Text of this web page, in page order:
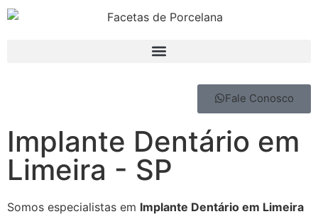
Fale Conosco
Implante Dentário em
Limeira - SP
Somos especialistas em Implante Dentário em Limeira